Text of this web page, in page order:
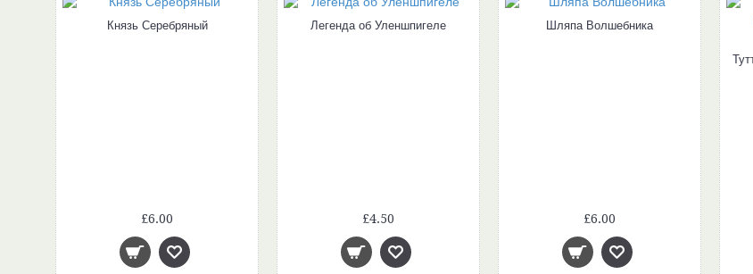
Князь Серебряный
£6.00
Легенда об Уленшпигеле
£4.50
Шляпа Волшебника
£6.00